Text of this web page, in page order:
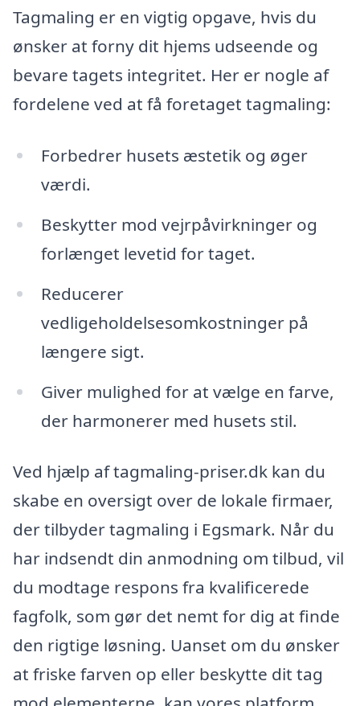
Tagmaling er en vigtig opgave, hvis du
ønsker at forny dit hjems udseende og
bevare tagets integritet. Her er nogle af
fordelene ved at få foretaget tagmaling:
Forbedrer husets æstetik og øger
værdi.
Beskytter mod vejrpåvirkninger og
forlænget levetid for taget.
Reducerer
vedligeholdelsesomkostninger på
længere sigt.
Giver mulighed for at vælge en farve,
der harmonerer med husets stil.
Ved hjælp af tagmaling-priser.dk kan du
skabe en oversigt over de lokale firmaer,
der tilbyder tagmaling i Egsmark. Når du
har indsendt din anmodning om tilbud, vil
du modtage respons fra kvalificerede
fagfolk, som gør det nemt for dig at finde
den rigtige løsning. Uanset om du ønsker
at friske farven op eller beskytte dit tag